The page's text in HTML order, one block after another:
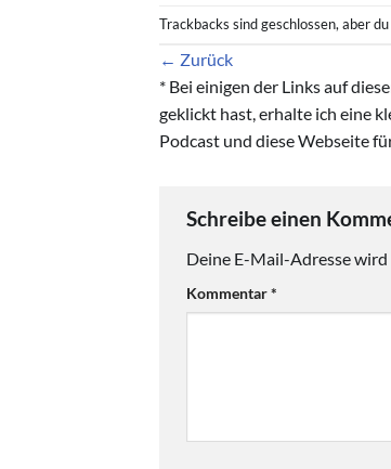
Trackbacks sind geschlossen, aber
← Zurück
* Bei einigen der Links auf
geklickt hast, erhalte ich eine
Podcast und diese Webseite
Schreibe einen
Deine E-Mail-Adresse
Kommentar*